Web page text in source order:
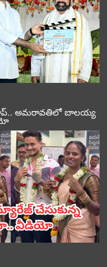
అమరావతిలో బాలయ్య